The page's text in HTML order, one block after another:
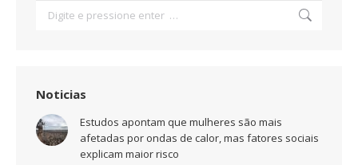
Noticias
Estudos apontam que mulheres são mais
afetadas por ondas de calor, mas fatores sociais
explicam maior risco